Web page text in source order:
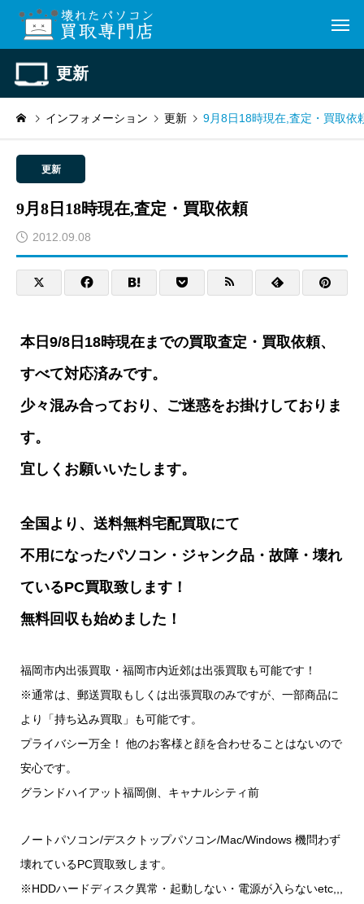
更新
インフォメーション 更新 9月8日18時現在,査定・買取依
更新
9月8日18時現在,査定・買取依頼
2012.09.08
本日9/8日18時現在までの買取査定・買取依頼、
すべて対応済みです。
少々混み合っており、ご迷惑をお掛けしておりま
す。
宜しくお願いいたします。
全国より、送料無料宅配買取にて
不用になったパソコン・ジャンク品・故障・壊れ
ているPC買取致します！
無料回収も始めました！
福岡市内出張買取・福岡市内近郊は出張買取も可能です！
※通常は、郵送買取もしくは出張買取のみですが、一部商品に
より「持ち込み買取」も可能です。
プライバシー万全！ 他のお客様と顔を合わせることはないので
安心です。
グランドハイアット福岡側、キャナルシティ前
ノートパソコン/デスクトップパソコン/Mac/Windows 機問わず
壊れているPC買取致します。
※HDDハードディスク異常・起動しない・電源が入らないetc,,,